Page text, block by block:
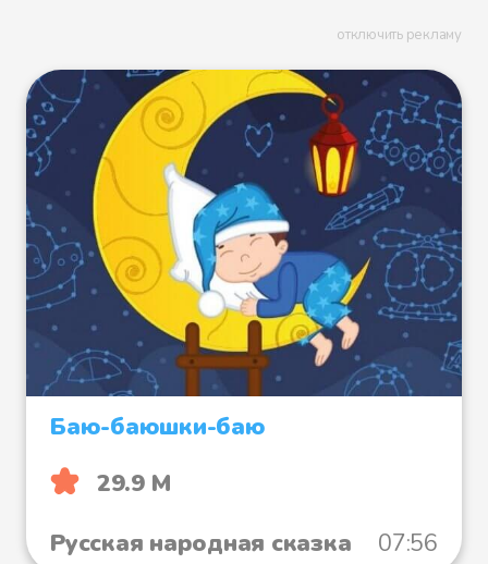
отключить рекламу
Баю-баюшки-баю
29.9 М
Русская народная сказка
07:56